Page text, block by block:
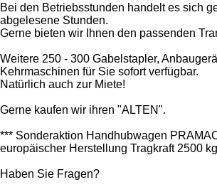
Bei den Betriebsstunden handelt es sich
abgelesene Stunden.
Gerne bieten wir Ihnen den passenden
Weitere 250 - 300 Gabelstapler,
Kehrmaschinen für Sie sofort verfügbar.
Natürlich auch zur Miete!
Gerne kaufen wir ihren "ALTEN".
*** Sonderaktion Handhubwagen
europäischer Herstellung Tragkraft 2500
Haben Sie Fragen?